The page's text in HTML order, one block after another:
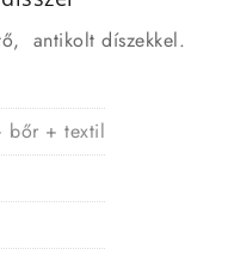
antikolt díszekkel.
bőr + textil